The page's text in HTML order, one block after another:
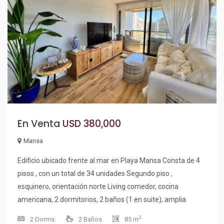
consentirte en el sauna o refrescarte en las piscinas interior
y exterior. Precio de lista hoy U$S 380.000 Consulta con
nuestros asesores y comienza a soñar con tu nuevo hogar.
¡Te esperamos!
En Venta USD 380,000
Mansa
Edificio ubicado frente al mar en Playa Mansa Consta de 4
pisos , con un total de 34 unidades Segundo piso ,
esquinero, orientación norte Living comedor, cocina
americana, 2 dormitorios, 2 baños (1 en suite), amplia
2 Dorms. 2 Baños 85 m2